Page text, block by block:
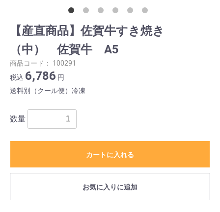
【産直商品】佐賀牛すき焼き
（中） 佐賀牛 A5
商品コード： 100291
税込 6,786 円
送料別（クール便）冷凍
数量
カートに入れる
お気に入りに追加